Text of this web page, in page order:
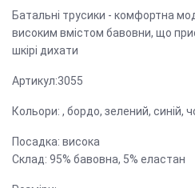
Батальні трусики - комфортна
високим вмістом бавовни, що
шкірі дихати
Артикул:3055
Кольори: , бордо, зелений, синій,
Посадка: висока
Склад: 95% бавовна, 5% еластан